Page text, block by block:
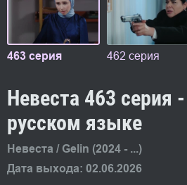
463 серия 462 серия
Невеста 463 серия
русском языке
Невеста / Gelin (2024 - ...)
Дата выхода: 02.06.2026